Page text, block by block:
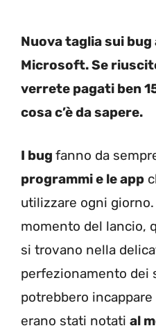
Nuova taglia sui
Microsoft. Se
verrete pagati ben
cosa c’è da sapere.
I bug fanno da
programmi e le app
utilizzare ogni
momento del lancio,
si trovano nella
perfezionamento dei
potrebbero
erano stati notati al